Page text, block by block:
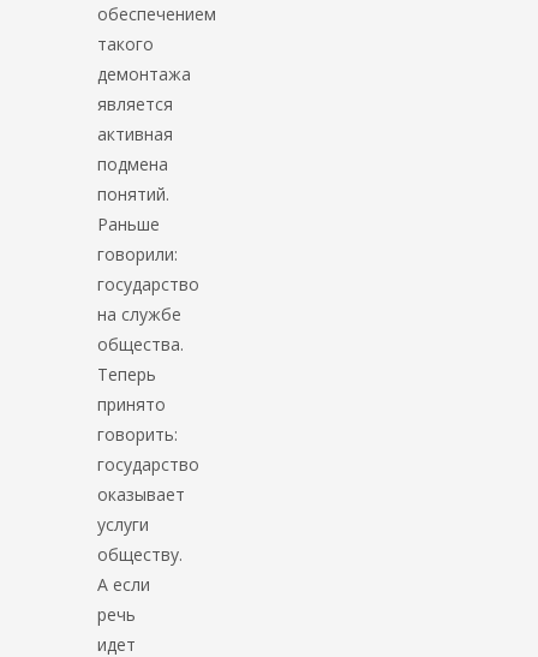
обеспечением
такого
демонтажа
является
активная
подмена
понятий.
Раньше
говорили:
государство
на службе
общества.
Теперь
принято
говорить:
государство
оказывает
услуги
обществу.
А если
речь
идет